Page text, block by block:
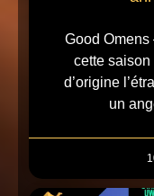
Good Omens
cette
d’origine
un